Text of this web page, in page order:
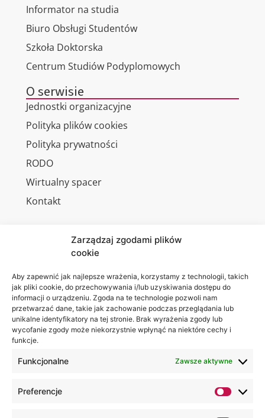
Zarządzaj zgodami plików
cookie
Aby zapewnić jak najlepsze wrażenia, korzystamy z technologii, takich
jak pliki cookie, do przechowywania i/lub uzyskiwania dostępu do
informacji o urządzeniu. Zgoda na te technologie pozwoli nam
przetwarzać dane, takie jak zachowanie podczas przeglądania lub
unikalne identyfikatory na tej stronie. Brak wyrażenia zgody lub
wycofanie zgody może niekorzystnie wpłynąć na niektóre cechy i
funkcje.
Funkcjonalne Zawsze aktywne
Preferencje
Informator na studia
Biuro Obsługi Studentów
Szkoła Doktorska
Centrum Studiów Podyplomowych
O serwisie
Jednostki organizacyjne
Polityka plików cookies
Polityka prywatności
RODO
Wirtualny spacer
Kontakt
Akademia
WSEI
ul.
Projektowa
4